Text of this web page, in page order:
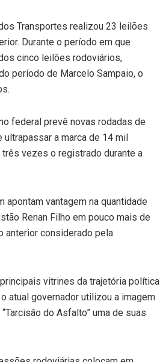
Transportes realizou 23 leilões
Durante o período em que
cinco leilões rodoviários,
período de Marcelo Sampaio, o
federal prevê novas rodadas de
a marca de 14 mil
vezes o registrado durante a
apontam vantagem na quantidade
Renan Filho em pouco mais de
anterior considerado pela
vitrines da trajetória política
atual governador utilizou a imagem
do Asfalto” uma de suas